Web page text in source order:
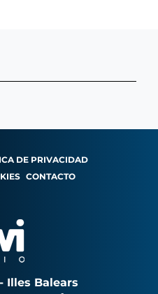
DE PRIVACIDAD
CONTACTO
Illes Balears